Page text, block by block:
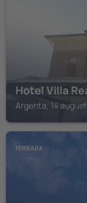
Hotel Villa
Argenta, 14
FERRARA